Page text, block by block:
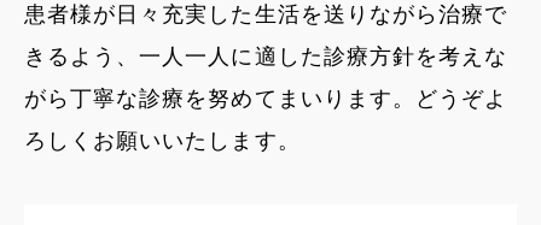
患者様が日々充実した生活を送りながら治療で
きるよう、一人一人に適した診療方針を考えな
がら丁寧な診療を努めてまいります。どうぞよ
ろしくお願いいたします。